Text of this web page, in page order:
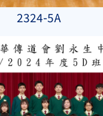
2324-5A